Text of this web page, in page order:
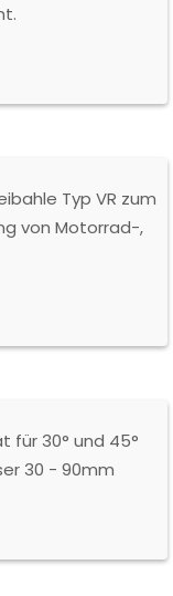
Typ VR zum
von Motorrad-,
für 30° und 45°
30 - 90mm